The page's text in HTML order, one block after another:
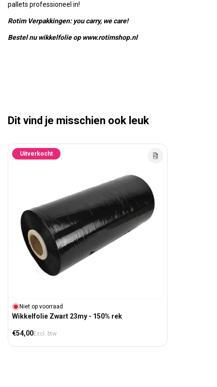
pallets professioneel in!
Rotim Verpakkingen: you carry, we care!
Bestel nu wikkelfolie op www.rotimshop.nl
Dit vind je misschien ook leuk
Uitverkocht
Niet op voorraad
Wikkelfolie Zwart 23my - 150% rek
Normale prijs
€54,00Excl. btw